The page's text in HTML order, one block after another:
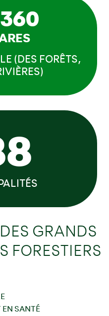
(DES FORÊTS,
GRANDS
FORESTIERS
EN SANTÉ